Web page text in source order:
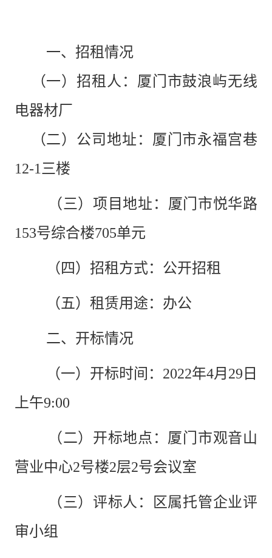
一、 招租情况
（一）招租人： 厦门 市鼓浪屿无线
电器材厂
（二）公司地址： 厦门市永福宫巷
12-1三楼
（ 三） 项目地址： 厦门市悦华路
153号综合楼705单元
（四）招租方式： 公开招租
（五）租赁用途： 办公
二、开标情况
（一）开标时间： 2022年4月29日
上午9:00
（二）开标地点： 厦门市观音山
营业中心2号楼2层2号会议室
（三）评标人： 区属托管企业评
审小组